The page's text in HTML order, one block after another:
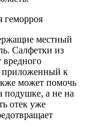
геморроя
местный
Салфетки из
вредного
приложенный к
может помочь
подушке, а не на
отек уже